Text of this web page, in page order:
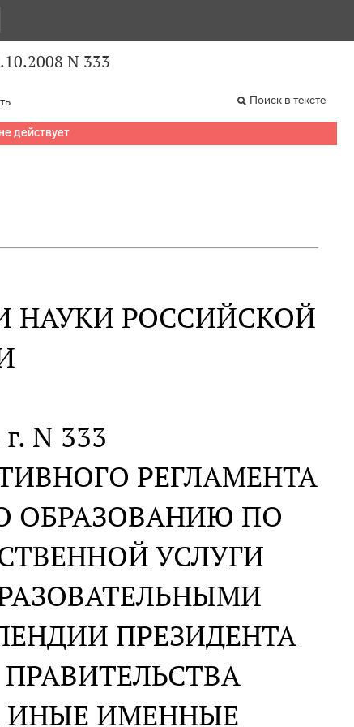
N 333
Поиск в тексте
действует
НАУКИ РОССИЙСКОЙ
N 333
РЕГЛАМЕНТА
ОБРАЗОВАНИЮ ПО
УСЛУГИ
ПРЕЗИДЕНТА
ИНЫЕ ИМЕННЫЕ